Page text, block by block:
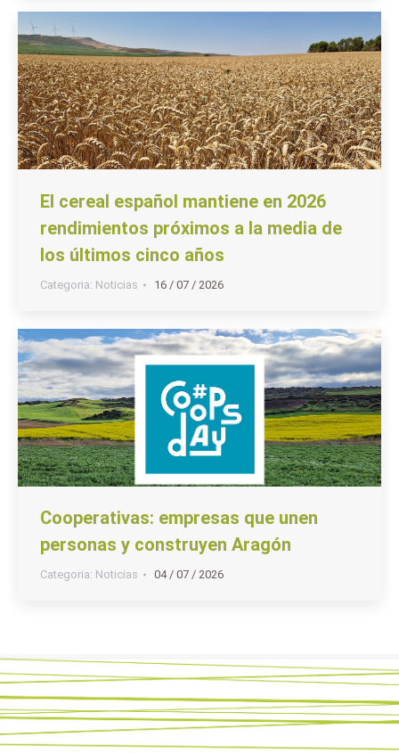
El cereal español mantiene en 2026
rendimientos próximos a la media de
los últimos cinco años
Categoria: Noticias 16 / 07 / 2026
Cooperativas: empresas que unen
personas y construyen Aragón
Categoria: Noticias 04 / 07 / 2026